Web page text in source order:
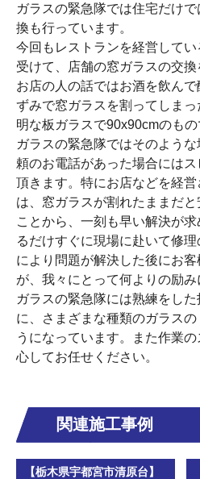
ガラスの緊急隊では住宅だけ
換も行っています。
今回もレストランを経営して
受けて、店舗の窓ガラスの交換
お店の人の話ではお酒を飲ん
ずみで窓ガラスを割ってしま
明な板ガラスで90x90cmのもの
ガラスの緊急隊ではそのよう
頼のお電話があった場合には
頂きます。特にお店などを経
は、窓ガラスが割れたままだ
ことから、一刻も早い解決が
るだけすぐに現場に赴いて修
により問題が解決した後にお
が、我々にとって何よりの励み
ガラスの緊急隊には熟練をし
に、さまざまな種類のガラス
うになっています。また作業
心してお任せください。
関連施工事例
【栃木県宇都宮市清原台】